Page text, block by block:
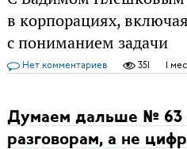
в корпорациях,
с пониманием задачи
Нет комментариев 351 1 мес
Думаем дальше № 63
разговорам, а не